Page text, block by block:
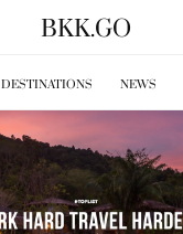
BKK.GO
DESTINATIONS NEWS